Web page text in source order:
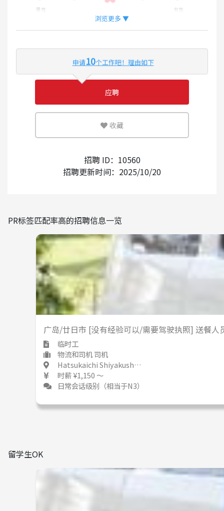
男性 女性
外国人工作的比率
可灵活运用英语或母语的环境
使用日语的频率
少 多
场所内禁止吸烟
浏览更多 ▼
申请10个工作吧！理由如下
应聘
收藏
招聘 ID：10560
招聘更新时间：2025/10/20
PR标签匹配率高的招聘信息一览
广岛/廿日市 [没有经验可以/需要驾驶执照] 送餐人
临时工
物流和司机 司机
Hatsukaichi Shiyakusho Mae(Hera) / Hiroshima 廿日市市役所前(平良) / 広島県
时薪 ¥1,150 ～
日常会话级别（相当于N3）
留学生OK